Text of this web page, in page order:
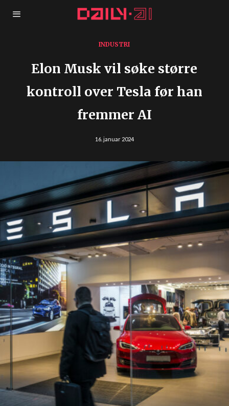
INDUSTRI
Elon Musk vil søke større
kontroll over Tesla før han
fremmer AI
16. januar 2024